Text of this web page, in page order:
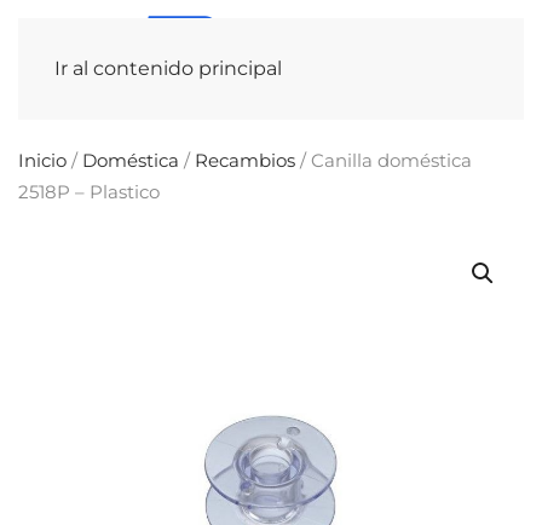
Ir al contenido principal
Inicio / Doméstica / Recambios / Canilla doméstica
2518P – Plastico